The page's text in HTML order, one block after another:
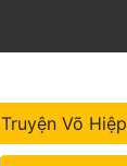
Truyện Võ Hiệp